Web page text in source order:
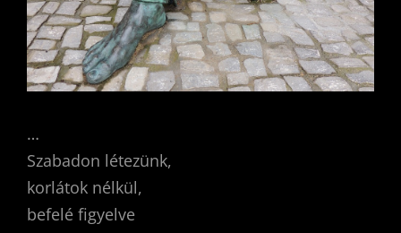
…
Szabadon létezünk,
korlátok nélkül,
befelé figyelve